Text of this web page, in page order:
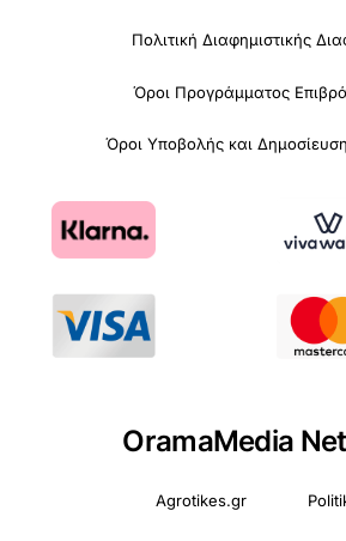
Πολιτική Διαφημιστικής
Όροι Προγράμματος
Όροι Υποβολής και
OramaMedia
Agrotikes.gr